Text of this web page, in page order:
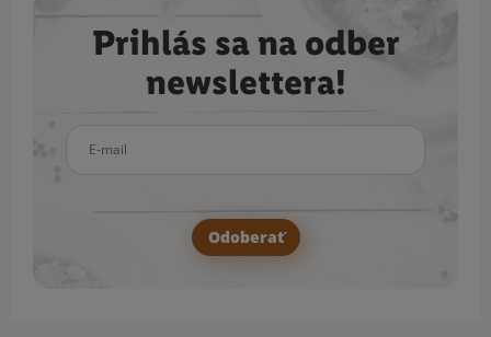
Prihlás sa na odber
newslettera!
Odoberať